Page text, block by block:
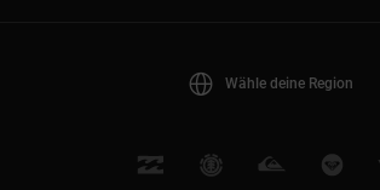
Wähle deine Region